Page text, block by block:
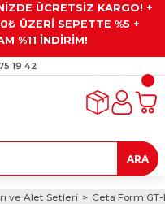
ÜCRETSİZ KARGO! +
ÜZERİ SEPETTE %5 +
%11 İNDİRİM!
19 42
ARA
ve Alet Setleri Ceta Form GT-